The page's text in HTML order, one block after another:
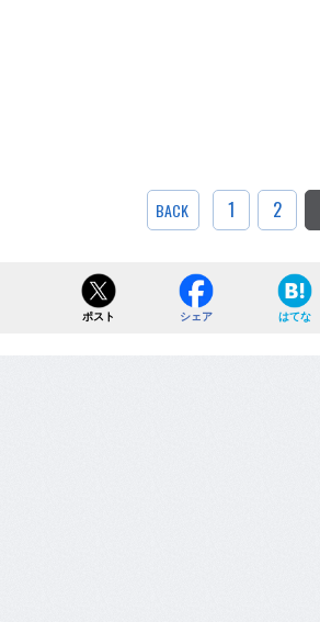
BACK 1 2
ポスト シェア はてな